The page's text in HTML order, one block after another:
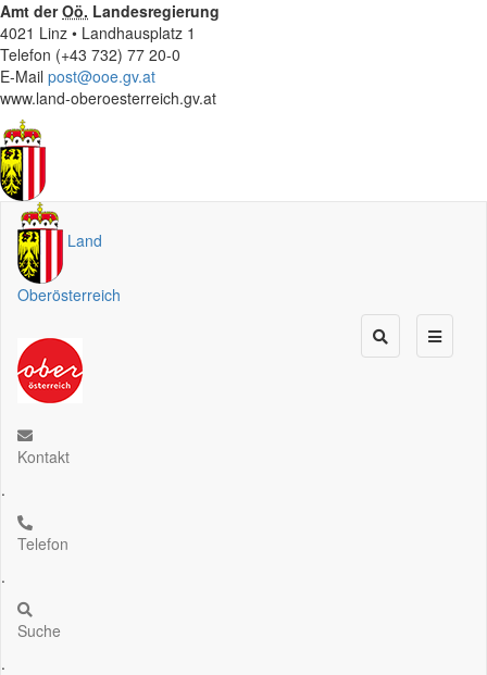
Amt derOö. Landesregierung
4021 Linz • Landhausplatz 1
Telefon (+43 732) 77 20-0
E-Mail post@ooe.gv.at
www.land-oberoesterreich.gv.at
Land
Oberösterreich
Kontakt
.
Telefon
.
Suche
.